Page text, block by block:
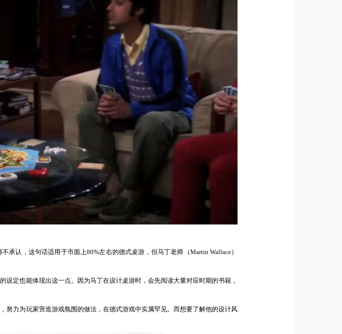
不承认，这句话适用于市面上80%左右的德式桌游 ，但马丁老师（Martin Wallace）
定也能体现出这一点。因为马丁在设计桌游时，会先阅读大量对应时期的书籍，
努力为玩家营造游戏氛围的做法，在德式游戏中实属罕见。而想要了解他的设计风